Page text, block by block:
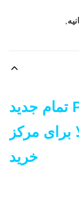
,
پوستر LED داخلی P2mm تمام جدید
برای مرکز
خرید